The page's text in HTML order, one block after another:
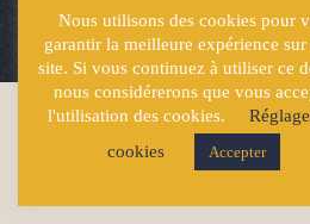
confidentialité
Site développé par
Nous utilisons des cookies pour
garantir la meilleure expérience sur
site. Si vous continuez à utiliser ce
nous considérerons que vous
l'utilisation des cookies.
cookies
Accepter